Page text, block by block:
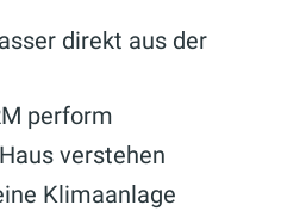
direkt aus der
perform
verstehen
Klimaanlage